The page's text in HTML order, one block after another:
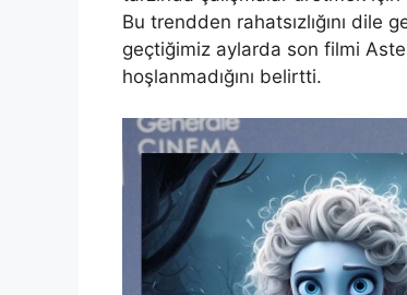
Bu trendden rahatsızlığını dile
geçtiğimiz aylarda son filmi
hoşlanmadığını belirtti.